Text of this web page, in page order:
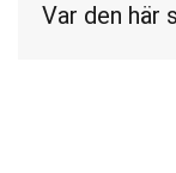
Var den här